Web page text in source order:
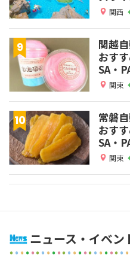
関西
関越
おす
SA・
関東
常磐
おす
SA・
関東
ニュース・イベン